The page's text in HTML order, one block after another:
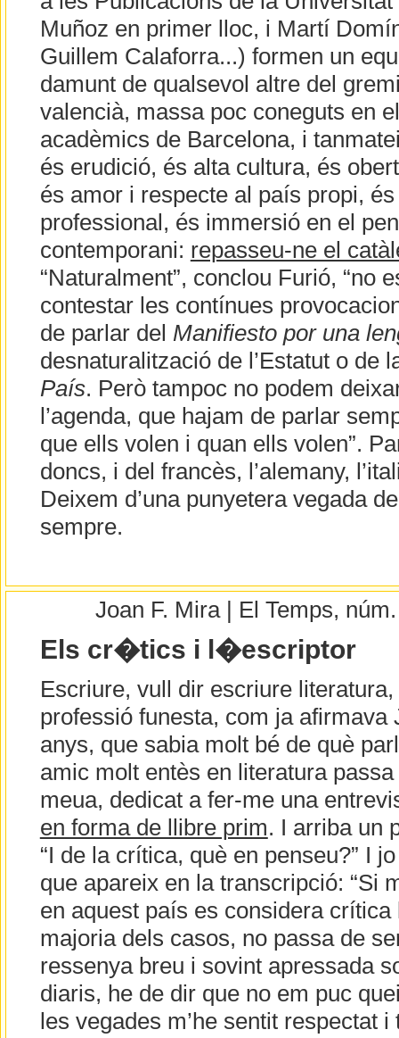
Muñoz en primer lloc, i Martí
Guillem Calaforra...) formen un
damunt de qualsevol altre del
valencià, massa poc coneguts en
acadèmics de Barcelona, i
és erudició, és alta cultura, és
és amor i respecte al país propi,
professional, és immersió en el
contemporani: repasseu-ne el
“Naturalment”, conclou Furió, “no
contestar les contínues
de parlar del Manifiesto por una
desnaturalització de l’Estatut o de
País. Però tampoc no podem
l’agenda, que hajam de parlar
que ells volen i quan ells volen”.
doncs, i del francès, l’alemany,
Deixem d’una punyetera vegada
sempre.
Joan F. Mira | El Temps,
Els cr�tics i l�escriptor
Escriure, vull dir escriure
professió funesta, com ja afirmava
anys, que sabia molt bé de què
amic molt entès en literatura
meua, dedicat a fer-me una
en forma de llibre prim. I arriba un
“I de la crítica, què en penseu?” I
que apareix en la transcripció: “Si
en aquest país es considera
majoria dels casos, no passa de
ressenya breu i sovint apressada
diaris, he de dir que no em puc
les vegades m’he sentit respectat